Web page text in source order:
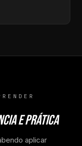
E PRÁTICA
aplicar